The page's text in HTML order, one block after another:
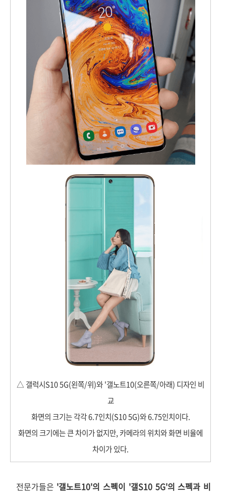
△ 갤럭시S10 5G(왼쪽/위)와 '갤노트10(오른쪽/아래) 디자인 비
교
화면의 크기는 각각 6.7인치(S10 5G)와 6.75인치이다.
화면의 크기에는 큰 차이가 없지만, 카메라의 위치와 화면 비율에
차이가 있다.
전문가들은 '갤노트10'의 스펙이 '갤S10 5G'의 스펙과 비